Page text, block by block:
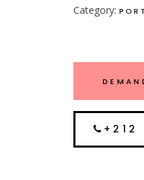
Category:
+212